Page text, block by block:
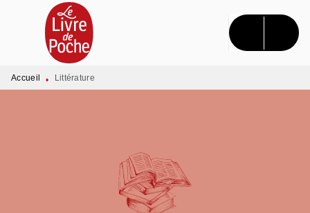
MENU RECHERCHE CONTENU
PIED DE PAGE
Accueil • Littérature